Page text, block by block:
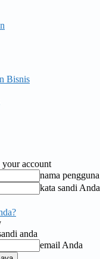
Bisnis
account
nama pengguna
kata sandi Anda
anda
email Anda